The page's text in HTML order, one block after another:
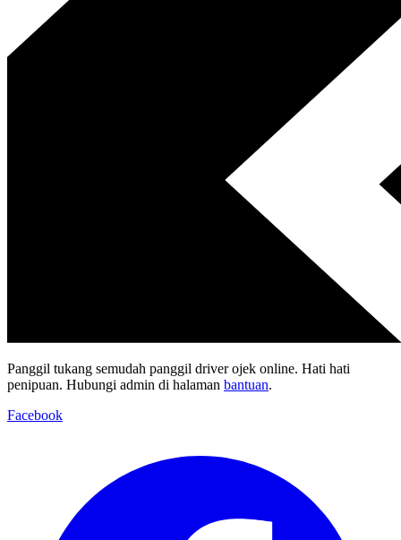
Panggil tukang semudah panggil driver ojek online. Hati hati
penipuan. Hubungi admin di halaman bantuan.
Facebook